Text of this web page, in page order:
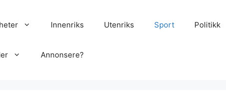
Innenriks Utenriks Sport Politikk
Annonsere?